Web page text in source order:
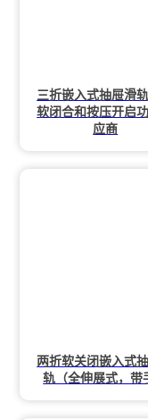
三折嵌入式抽屉滑
软闭合和按压开启
应商
两折软关闭嵌入式
轨（全伸展式，带